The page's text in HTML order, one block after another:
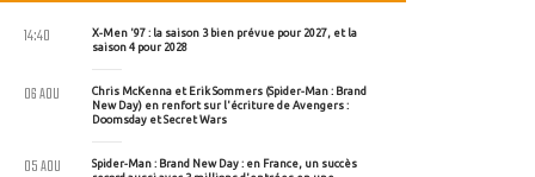
X-Men '97 : la saison 3 bien prévue pour 2027, et la
saison 4 pour 2028
14:40
Chris McKenna et Erik Sommers (Spider-Man : Brand
New Day) en renfort sur l'écriture de Avengers :
Doomsday et Secret Wars
06 AOU
Spider-Man : Brand New Day : en France, un succès
05 AOU